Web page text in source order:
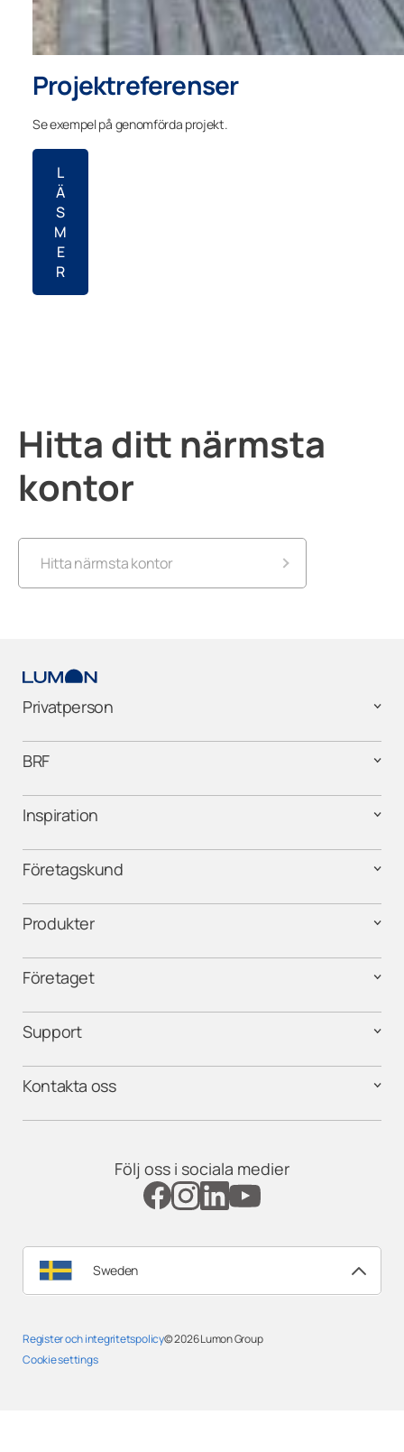
Projektreferenser
Se exempel på genomförda projekt.
L
Ä
S
M
E
R
Hitta ditt närmsta
kontor
Hitta närmsta kontor
Lumon Stockholms län
Återförsäljare – Dalarna
Återförsäljare – Gotland
Återförsäljare – Halmstad
Återförsäljare – Jönköping
Återförsäljare – Lidköping
Återförsäljare – Limhamn/ Västra
hamnen
Återförsäljare – Luleå
Privatperson
BRF
Inspiration
Företagskund
Produkter
Företaget
Support
Kontakta oss
Följ oss i sociala medier
Sweden
Register och integritetspolicy
Cookie settings
© 2026Lumon Group